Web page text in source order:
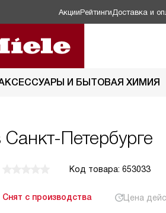
АкцииРейтинги Доставка и
И БЫТОВАЯ ХИМИЯ
Петербурге
Код товара: 653033
Снят с производства Цена